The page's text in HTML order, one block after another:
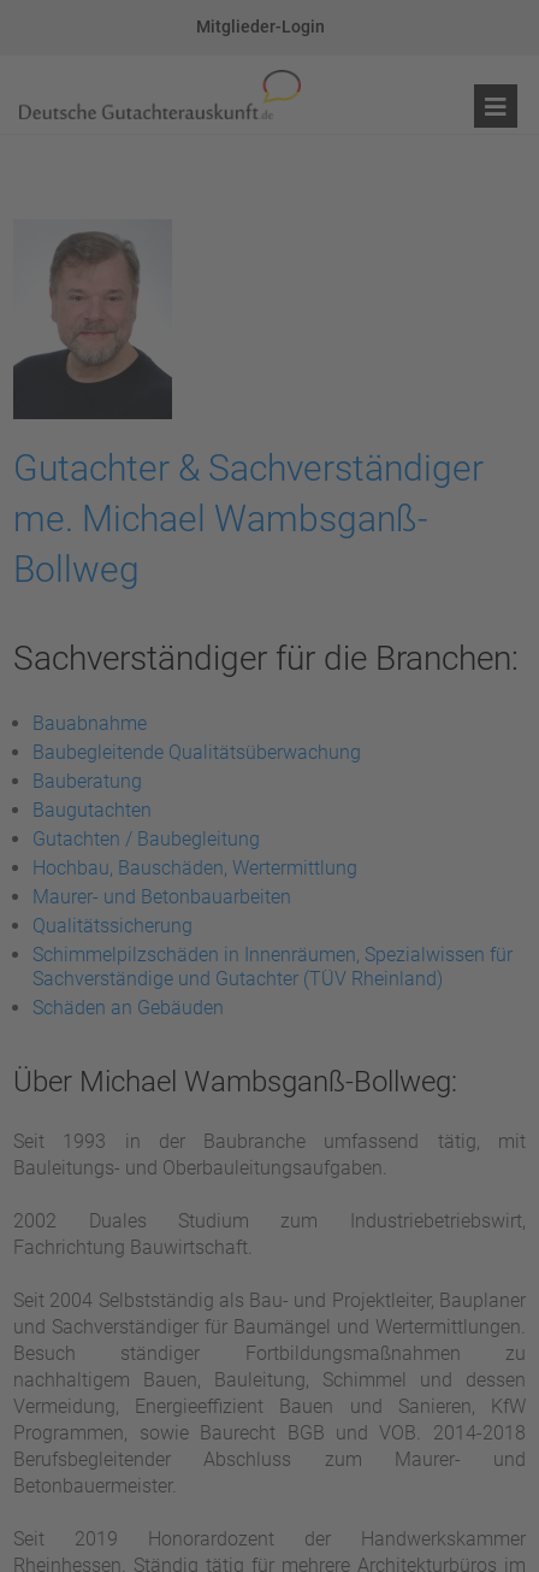
Mitglieder-Login
Gutachter & Sachverständiger
me. Michael Wambsganß-
Bollweg
Sachverständiger für die Branchen:
Bauabnahme
Baubegleitende Qualitätsüberwachung
Bauberatung
Baugutachten
Gutachten / Baubegleitung
Hochbau, Bauschäden, Wertermittlung
Maurer- und Betonbauarbeiten
Qualitätssicherung
Schimmelpilzschäden in Innenräumen, Spezialwissen für
Sachverständige und Gutachter (TÜV Rheinland)
Schäden an Gebäuden
Über Michael Wambsganß-Bollweg:
Seit 1993 in der Baubranche umfassend tätig, mit
Bauleitungs- und Oberbauleitungsaufgaben.
2002 Duales Studium zum Industriebetriebswirt,
Fachrichtung Bauwirtschaft.
Seit 2004 Selbstständig als Bau- und Projektleiter, Bauplaner
und Sachverständiger für Baumängel und Wertermittlungen.
Besuch ständiger Fortbildungsmaßnahmen zu
nachhaltigem Bauen, Bauleitung, Schimmel und dessen
Vermeidung, Energieeffizient Bauen und Sanieren, KfW
Programmen, sowie Baurecht BGB und VOB. 2014-2018
Berufsbegleitender Abschluss zum Maurer- und
Betonbauermeister.
Seit 2019 Honorardozent der Handwerkskammer
Rheinhessen. Ständig tätig für mehrere Architekturbüros im